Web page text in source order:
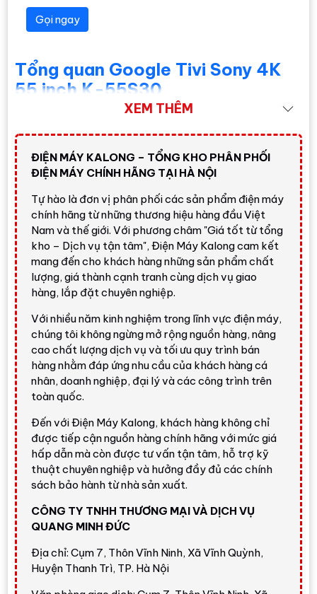
Gọi ngay
Tổng quan Google Tivi Sony 4K
55 inch K-55S30
thuộc dòng BRAVIA 3
, nhóm Google TV
4K đời 2024 của Sony. Với kích thước55 inch, sản phẩm
phù hợp cho người dùng muốn nâng cấp từ tivi 43 inch
hoặc 50 inch lên màn hình lớn hơn để xem phim, bóng đá,
truyền hình, YouTube, nội dung 4K và giải trí gia đình hằng
ngày.
Điểm đáng chú ý củaGoogle Tivi Sony 4K 55 inch K-
55S30 là chất ảnh Sony dễ xem, bộ xử lý4K HDR
Processor X1, công nghệ màuTRILUMINOS PRO, khả
năng nâng cấp hình ảnh4K X-Reality PRO , hỗ trợ
HDR10, HLG, Dolby Visionvà nền tảng
Google Play, Chromecast built-in, Apple AirPlay, Apple
HomeKit và tìm kiếm bằng giọng nói.
Đánh giá nhanh từ Điện Máy
Kalong
Tivi Sony 55 inch 4K dễ xem, hợp phòng
khách gia đình
K-55S30là lựa chọn đáng cân nhắc nếu khách hàng
cần một chiếc tivi Sony 55 inch chính hãng, kích
chất ảnh cân bằng. So với tivi 43 inch hoặc 50 inch,
màn hình 55 inch cho trải nghiệm rộng hơn nhưng vẫn
không quá cồng kềnh như các mẫu 65 inch, 75 inch.
Điểm mạnh của model này nằm ở
cho màu sắc phong phú,4K X-Reality PRO giúp
XEM THÊM
ĐIỆN MÁY KALONG – TỔNG KHO PHÂN PHỐI
ĐIỆN MÁY CHÍNH HÃNG TẠI HÀ NỘI
Tự hào là đơn vị phân phối các sản phẩm điện máy
chính hãng từ những thương hiệu hàng đầu Việt
Nam và thế giới. Với phương châm "Giá tốt từ tổng
kho – Dịch vụ tận tâm", Điện Máy Kalong cam kết
mang đến cho khách hàng những sản phẩm chất
lượng, giá thành cạnh tranh cùng dịch vụ giao
hàng, lắp đặt chuyên nghiệp.
Với nhiều năm kinh nghiệm trong lĩnh vực điện máy,
chúng tôi không ngừng mở rộng nguồn hàng, nâng
cao chất lượng dịch vụ và tối ưu quy trình bán
hàng nhằm đáp ứng nhu cầu của khách hàng cá
nhân, doanh nghiệp, đại lý và các công trình trên
toàn quốc.
Đến với Điện Máy Kalong, khách hàng không chỉ
được tiếp cận nguồn hàng chính hãng với mức giá
hấp dẫn mà còn được tư vấn tận tâm, hỗ trợ kỹ
thuật chuyên nghiệp và hưởng đầy đủ các chính
sách bảo hành từ nhà sản xuất.
CÔNG TY TNHH THƯƠNG MẠI VÀ DỊCH VỤ
QUANG MINH ĐỨC
Địa chỉ: Cụm 7, Thôn Vĩnh Ninh, Xã Vĩnh Quỳnh,
Huyện Thanh Trì, TP. Hà Nội